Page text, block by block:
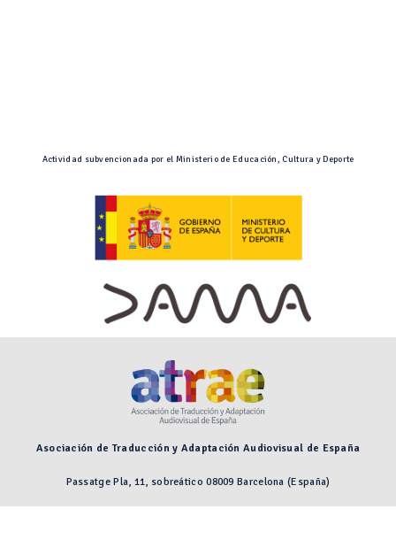
Actividad subvencionada por el Ministerio de Educación, Cultura y Deporte
Asociación de Traducción y Adaptación Audiovisual de España
Passatge Pla, 11, sobreático 08009 Barcelona (España)